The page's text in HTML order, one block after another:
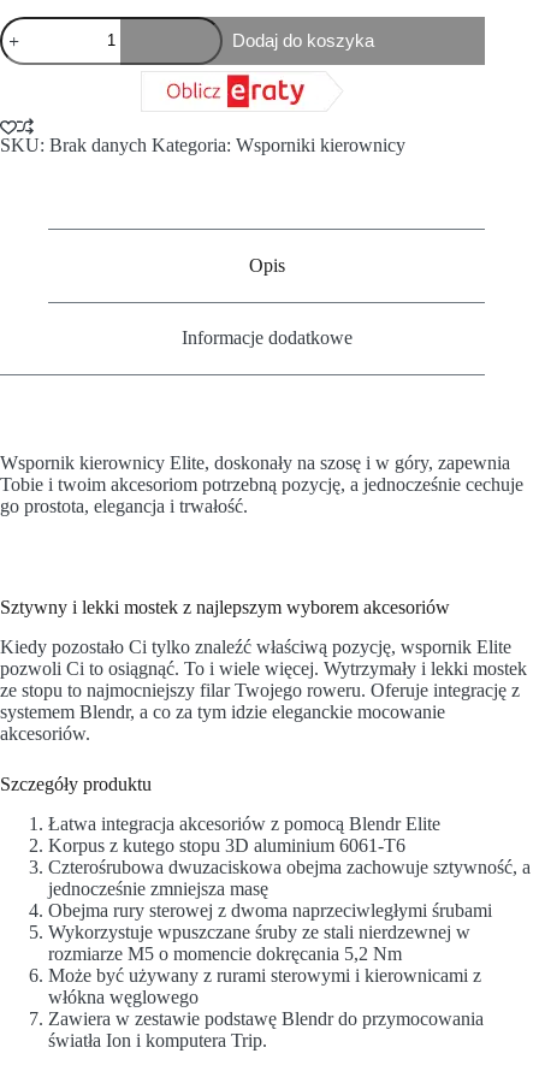
Dodaj do koszyka
SKU: Brak danych Kategoria: Wsporniki kierownicy
Opis
Informacje dodatkowe
Wspornik kierownicy Elite, doskonały na szosę i w góry, zapewnia
Tobie i twoim akcesoriom potrzebną pozycję, a jednocześnie cechuje
go prostota, elegancja i trwałość.
Sztywny i lekki mostek z najlepszym wyborem akcesoriów
Kiedy pozostało Ci tylko znaleźć właściwą pozycję, wspornik Elite
pozwoli Ci to osiągnąć. To i wiele więcej. Wytrzymały i lekki mostek
ze stopu to najmocniejszy filar Twojego roweru. Oferuje integrację z
systemem Blendr, a co za tym idzie eleganckie mocowanie
akcesoriów.
Szczegóły produktu
Łatwa integracja akcesoriów z pomocą Blendr Elite
Korpus z kutego stopu 3D aluminium 6061-T6
Czterośrubowa dwuzaciskowa obejma zachowuje sztywność, a
jednocześnie zmniejsza masę
Obejma rury sterowej z dwoma naprzeciwległymi śrubami
Wykorzystuje wpuszczane śruby ze stali nierdzewnej w
rozmiarze M5 o momencie dokręcania 5,2 Nm
Może być używany z rurami sterowymi i kierownicami z
włókna węglowego
Zawiera w zestawie podstawę Blendr do przymocowania
światła Ion i komputera Trip.